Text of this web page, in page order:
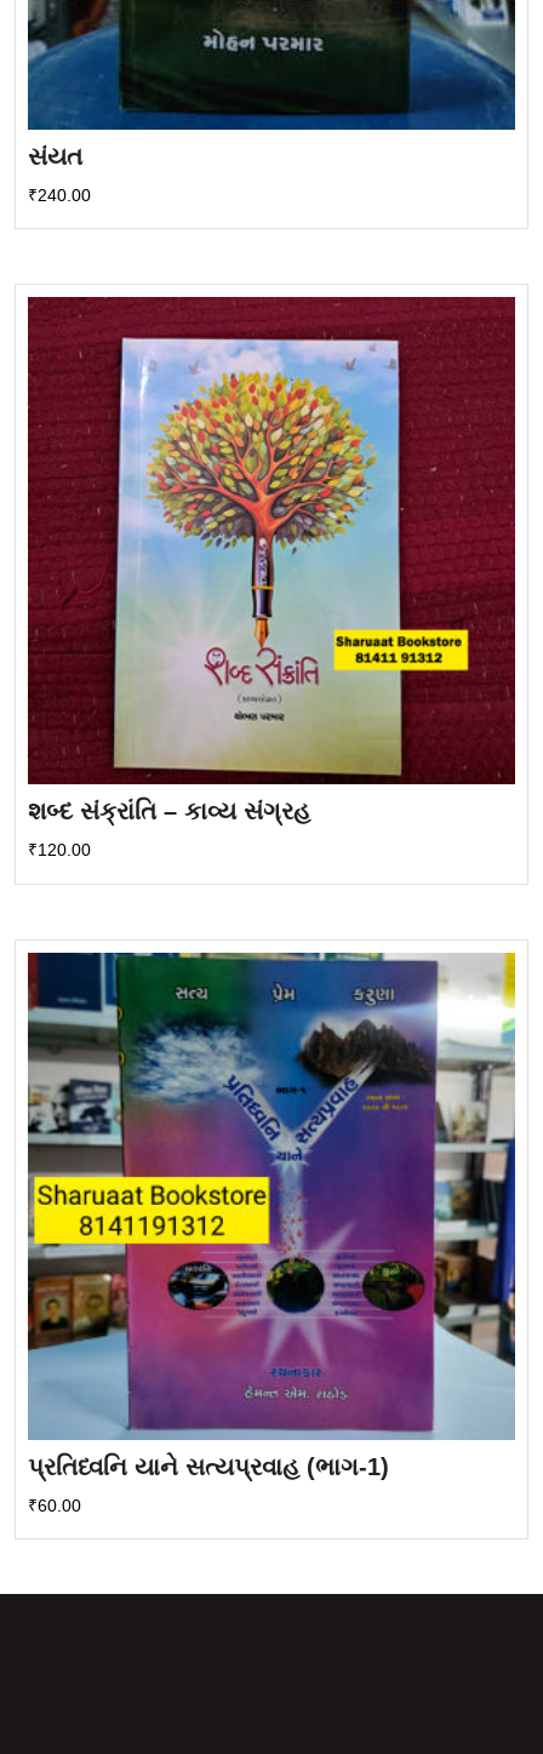
સંયત
₹240.00
શબ્દ સંક્રાંતિ – કાવ્ય સંગ્રહ
₹120.00
પ્રતિધ્વનિ યાને સત્યપ્રવાહ (ભાગ-1)
₹60.00